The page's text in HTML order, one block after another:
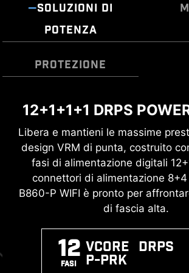
"PROTEZIONE ESD
SOLUZIONI DI
POTENZA
PROTEZIONE
12+1+1+1 DRPS
Libera e mantieni le massime
design VRM di punta, costruito
fasi di alimentazione digitali
connettori di alimentazione 8+4
B860-P WIFI è pronto per
di fascia alta.
12
FASI
Vcore DRPS
P-PRK
SUPPORTO
CON ALTE
Un enorme passo avanti nel
prestazioni DDR con la più
DDR5. Combinata con il
SMT dedicato e la tecnologia
Boost, la PRO B860-P WIFI è
prestazioni di memoria di livello
XMP
MEMORY
SOPPRESSORI DI
TRANSITORIA
I Soppressori di Tensione
dispositivi di sicurezza utilizzati
da sovratensioni. Tutti i modelli di
MSI sono dotati di TVS. Quando
picco di tensione anomalo, i TVS
uno stato ad alta resistenza a
bassa resistenza, deviando la
eccesso verso la massa.